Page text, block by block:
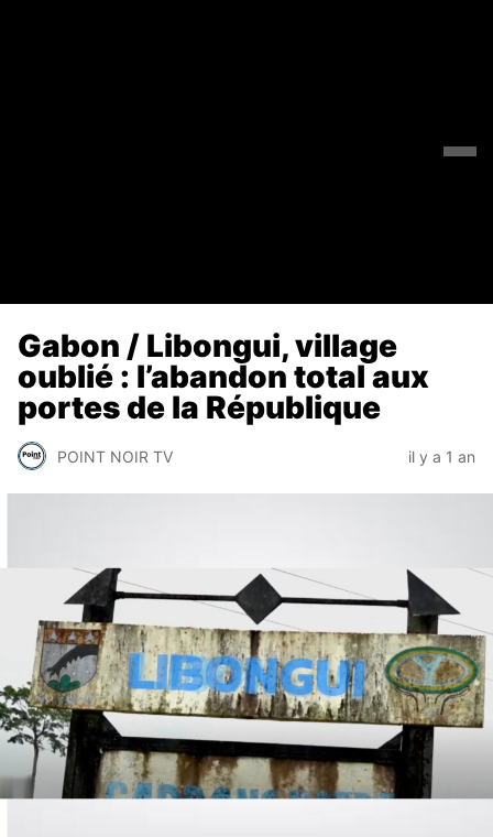
Gabon / Libongui, village
oublié : l’abandon total aux
portes de la République
POINT NOIR TV il y a 1 an